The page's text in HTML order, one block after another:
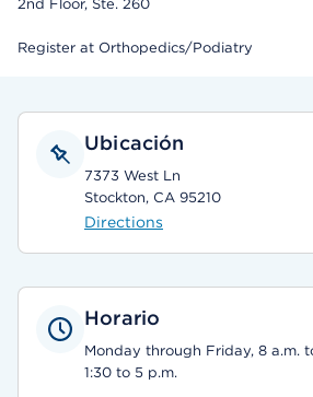
2nd Floor, Ste. 260
Register at Orthopedics/Podiatry
Ubicación
7373 West Ln
Stockton, CA 95210
Directions
Horario
Monday through Friday, 8 a.m.
1:30 to 5 p.m.